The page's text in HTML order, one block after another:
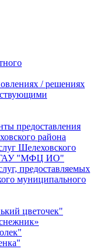
/ решениях
предоставления
района
Шелеховского
ГАУ "МФЦ ИО"
предоставляемых
муниципального
цветочек"